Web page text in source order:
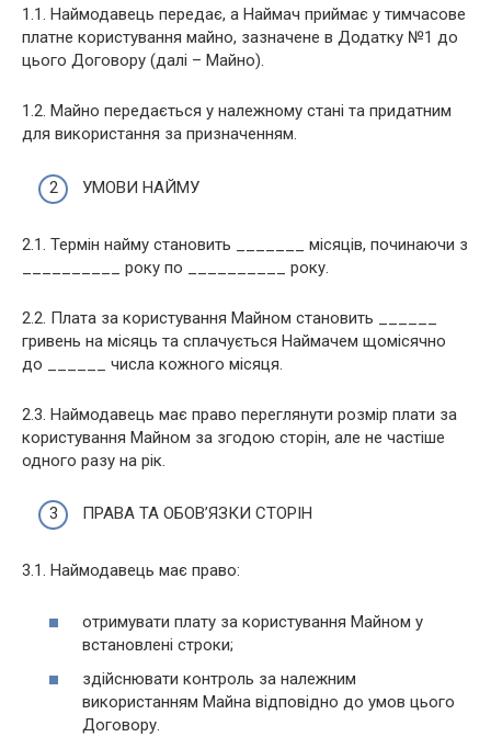
1.1. Наймодавець передає, а Наймач приймає у тимчасове
платне користування майно, зазначене в Додатку №1 до
цього Договору (далі – Майно).
1.2. Майно передається у належному стані та придатним
для використання за призначенням.
УМОВИ НАЙМУ
2.1. Термін найму становить _______ місяців, починаючи з
__________ року по __________ року.
2.2. Плата за користування Майном становить ______
гривень на місяць та сплачується Наймачем щомісячно
до ______ числа кожного місяця.
2.3. Наймодавець має право переглянути розмір плати за
користування Майном за згодою сторін, але не частіше
одного разу на рік.
ПРАВА ТА ОБОВ’ЯЗКИ СТОРІН
3.1. Наймодавець має право:
отримувати плату за користування Майном у
встановлені строки;
здійснювати контроль за належним
використанням Майна відповідно до умов цього
Договору.